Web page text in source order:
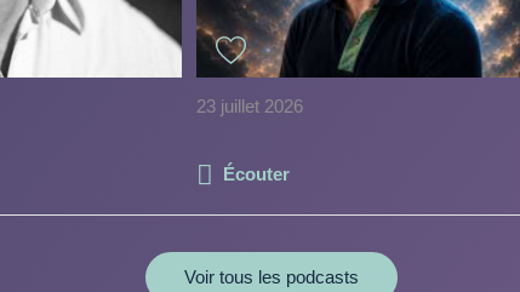
23 juillet 2026
Écouter
Voir tous les podcasts